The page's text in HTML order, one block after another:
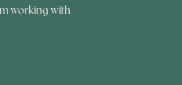
working with